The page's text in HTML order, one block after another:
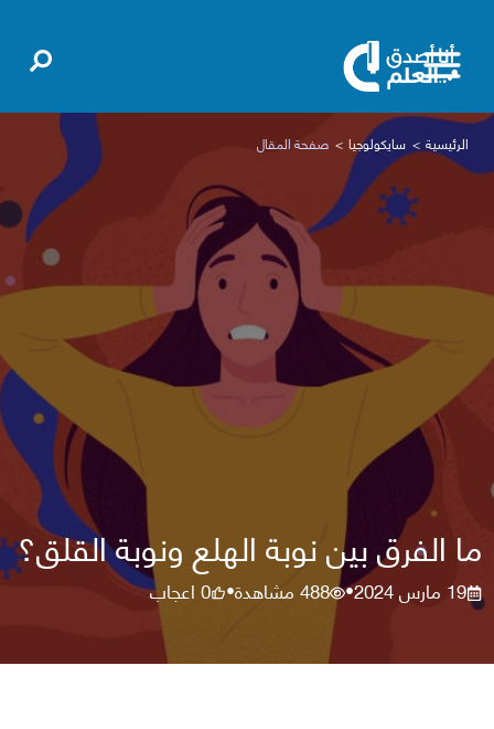
الرئيسية سايكولوجيا صفحة المقال
ما الفرق بين نوبة الهلع ونوبة القلق؟
19 مارس 2024 •
488مشاهدة•
0اعجاب